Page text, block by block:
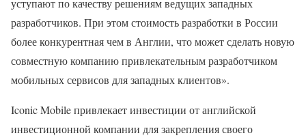
уступают по качеству решениям ведущих западных
разработчиков. При этом стоимость разработки в России
более конкурентная чем в Англии, что может сделать новую
совместную компанию привлекательным разработчиком
мобильных сервисов для западных клиентов».
Iconic Mobile привлекает инвестиции от английской
инвестиционной компании для закрепления своего